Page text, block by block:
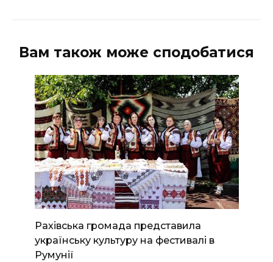
Вам також може сподобатися
Рахівська громада представила
українську культуру на фестивалі в
Румунії